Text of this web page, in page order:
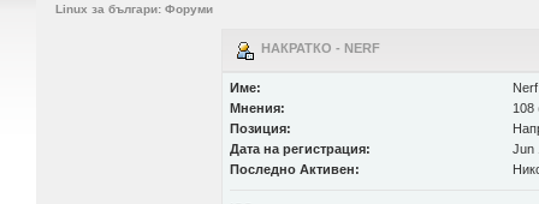
Linux за българи: Форуми
НАКРАТКО - NERF
Име:
Nerf
Мнения:
108
Позиция:
Дата на регистрация:
Jun
Последно Активен: